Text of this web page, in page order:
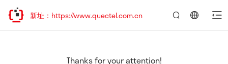
迎访问新址：https://www.quectel.com.cn
Thanks for your attention!